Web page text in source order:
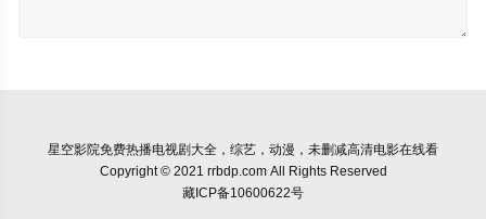
星空影院免费热播电视剧大全，综艺，动漫，未删减高清电影在线看
Copyright © 2021 rrbdp.com All Rights Reserved
藏ICP备10600622号